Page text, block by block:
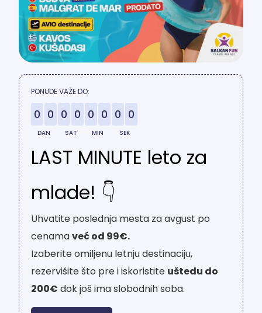
PONUDE VAŽE DO:
0 0
DAN
0 0
SAT
0 0
MIN
0 0
SEK
LAST MINUTE leto za
mlade! 👇
Uhvatite poslednja mesta za avgust po
cenamaveć od 99€.
Izaberite omiljenu letnju destinaciju,
rezervišite što pre i iskoristite uštedu do
200€ dok još ima slobodnih soba.